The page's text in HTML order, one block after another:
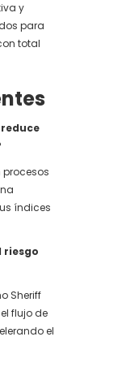
y
para
total
procesos
índices
riesgo
Sheriff
flujo de
el